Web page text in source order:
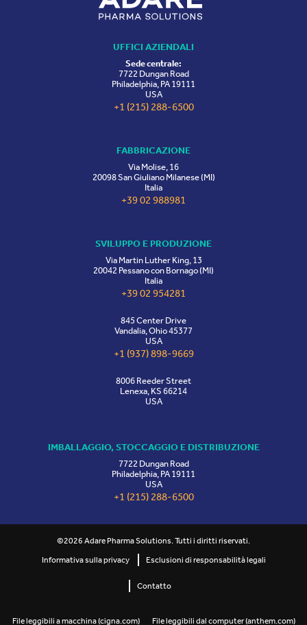
UFFICI AZIENDALI
Sede centrale:
7722 Dungan Road
Philadelphia, PA 19111
USA
+1 (215) 288-6500
FABBRICAZIONE
Via Molise, 16
20098 San Giuliano Milanese (MI)
Italia
+39 02 988981
SVILUPPO E PRODUZIONE
Via Martin Luther King, 13
20042 Pessano con Bornago (MI)
Italia
+39 02 954281
845 Center Drive
Vandalia, Ohio 45377
USA
+1 (937) 898-9669
8006 Reeder Street
Lenexa, KS 66214
USA
IMBALLAGGIO, STOCCAGGIO E DISTRIBUZIONE
7722 Dungan Road
Philadelphia, PA 19111
USA
+1 (215) 288-6500
©2026 Adare Pharma Solutions. Tutti i diritti riservati.
Informativa sulla privacy
Esclusioni di responsabilità legali
Contatto
File leggibili a macchina (cigna.com) File leggibili dal computer (anthem.com)